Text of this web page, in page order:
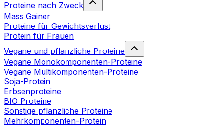
Proteine nach Zweck
Mass Gainer
Proteine für Gewichtsverlust
Protein für Frauen
Vegane und pflanzliche Proteine
Vegane Monokomponenten-Proteine
Vegane Multikomponenten-Proteine
Soja-Protein
Erbsenproteine
BIO Proteine
Sonstige pflanzliche Proteine
Mehrkomponenten-Protein